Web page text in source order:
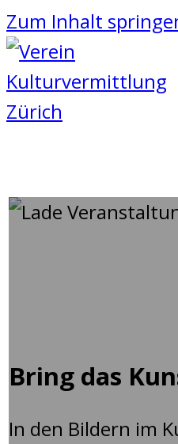
Zum Inhalt
Bring das
In den Bildern im